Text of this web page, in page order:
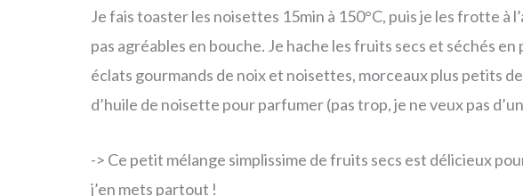
Je fais toaster les noisettes 15min à 150°C, puis je les frotte
pas agréables en bouche. Je hache les fruits secs et séchés
éclats gourmands de noix et noisettes, morceaux plus petits
d’huile de noisette pour parfumer (pas trop, je ne veux pas
-> Ce petit mélange simplissime de fruits secs est délicieux
j’en mets partout !